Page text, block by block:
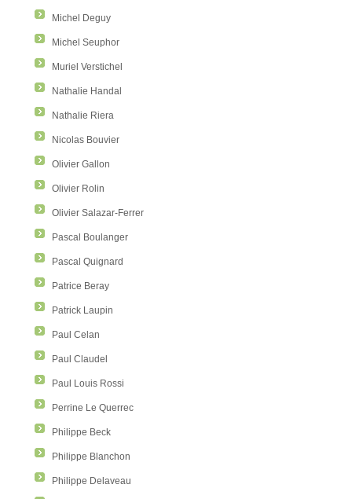
Michel Deguy
Michel Seuphor
Muriel Verstichel
Nathalie Handal
Nathalie Riera
Nicolas Bouvier
Olivier Gallon
Olivier Rolin
Olivier Salazar-Ferrer
Pascal Boulanger
Pascal Quignard
Patrice Beray
Patrick Laupin
Paul Celan
Paul Claudel
Paul Louis Rossi
Perrine Le Querrec
Philippe Beck
Philippe Blanchon
Philippe Delaveau